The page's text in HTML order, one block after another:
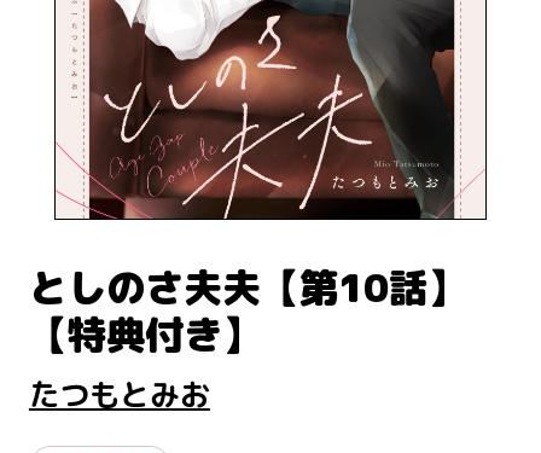
としのさ夫夫【第10話】
【特典付き】
たつもとみお